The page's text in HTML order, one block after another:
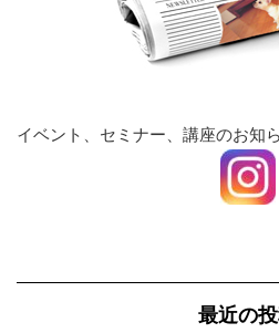
イベント、セミナー、講座のお知ら
最近の